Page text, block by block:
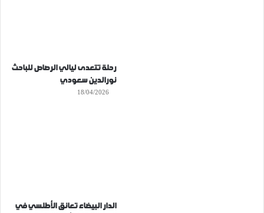
رحلة تتعدى ليالي الرصاص للباحث
نورالدين سعودي
18/04/2026
الدار البيضاء تعانق الأطلسي في